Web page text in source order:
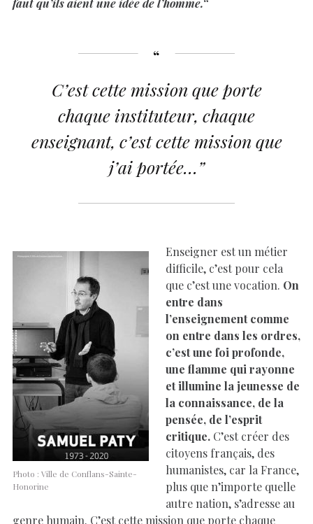
C’est cette mission que porte
chaque instituteur, chaque
enseignant, c’est cette mission que
j’ai portée…”
Photo : Ville de Conflans-Sainte-
Honorine
Enseigner est un métier
difficile, c’est pour cela
que c’est une vocation. On
entre dans
l’enseignement comme
on entre dans les ordres,
c’est une foi profonde,
une flamme qui rayonne
et illumine la jeunesse de
la connaissance, de la
pensée, de l’esprit
critique. C’est créer des
citoyens français, des
humanistes, car la France,
plus que n’importe quelle
autre nation, s’adresse au
genre humain. C’est cette mission que porte chaque